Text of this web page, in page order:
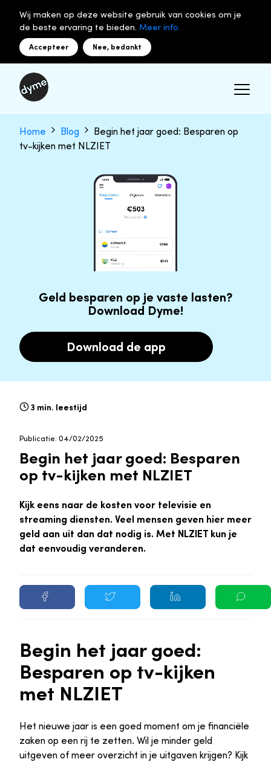
Wij maken op deze website gebruik van cookies om je
de beste ervaring te bieden. Meer info.
Accepteer Nee, bedankt
Home Blog
Begin het jaar goed: Besparen op
tv-kijken met NLZIET
Geld besparen op je vaste lasten?
Download Dyme!
Download de app
3 min. leestijd
Publicatie: 04/02/2025
Begin het jaar goed: Besparen
op tv-kijken met NLZIET
Kijk eens naar de kosten voor televisie en
streaming diensten. Veel mensen geven hier meer
geld aan uit dan dat nodig is. Met NLZIET kun je
dat eenvoudig veranderen.
Begin het jaar goed:
Besparen op tv-kijken
met NLZIET
Het nieuwe jaar is een goed moment om je financiële
zaken op een rij te zetten. Wil je minder geld
uitgeven of meer overzicht in je uitgaven krijgen? Kijk